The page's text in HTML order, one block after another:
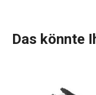
Das könnte